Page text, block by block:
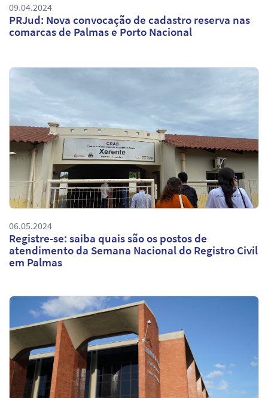
09.04.2024
PRJud: Nova convocação de cadastro reserva nas
comarcas de Palmas e Porto Nacional
06.05.2024
Registre-se: saiba quais são os postos de
atendimento da Semana Nacional do Registro Civil
em Palmas